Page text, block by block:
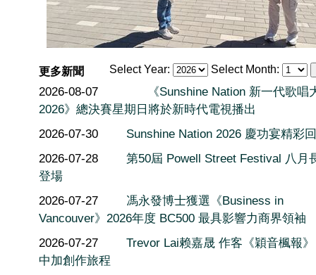
Select Year: Select Month:
更多新聞
2026-08-07
《Sunshine Nation 新一代歌唱
2026》總決賽星期日將於新時代電視播出
2026-07-30
Sunshine Nation 2026 慶功宴精彩
2026-07-28
第50屆 Powell Street Festival 八月
登場
2026-07-27
馮永發博士獲選《Business in
Vancouver》2026年度 BC500 最具影響力商界領袖
2026-07-27
Trevor Lai赖嘉晟 作客《穎音楓報
中加創作旅程